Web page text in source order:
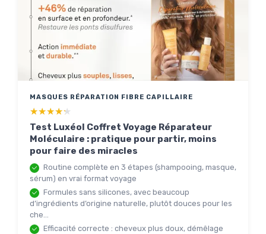
MASQUES RÉPARATION FIBRE CAPILLAIRE
★★★★★
★★★★★
Test Luxéol Coffret Voyage Réparateur
Moléculaire : pratique pour partir, moins
pour faire des miracles
Routine complète en 3 étapes (shampooing, masque,
sérum) en vrai format voyage
Formules sans silicones, avec beaucoup
d’ingrédients d’origine naturelle, plutôt douces pour les
che...
Efficacité correcte : cheveux plus doux, démêlage